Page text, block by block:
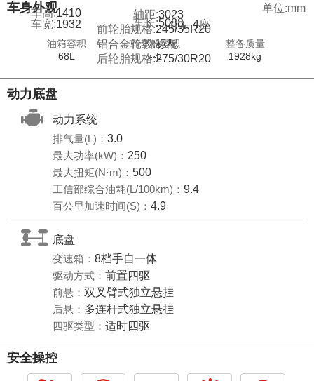
车身外观
单位:mm
车长:5088
车宽:1932 4座
4门
车高:1410 轴距:3023
前轮胎规格:245/35R20
铝合金轮毂:标配
后轮胎规格:275/30R20
油箱容积
68L
行李舱容积
--L
整备质量
1928kg
动力底盘
动力系统
排气量(L)： 3.0
最大功率(kW)： 250
最大扭矩(N·m)： 500
工信部综合油耗(L/100km)： 9.4
百公里加速时间(S)： 4.9
底盘
变速箱： 8档手自一体
驱动方式： 前置四驱
前悬： 双叉臂式独立悬挂
后悬： 多连杆式独立悬挂
四驱类型： 适时四驱
安全操控